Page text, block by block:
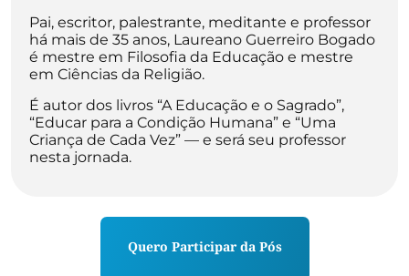
Pai, escritor, palestrante, meditante e professor
há mais de 35 anos, Laureano Guerreiro Bogado
é mestre em Filosofia da Educação e mestre
em Ciências da Religião.
É autor dos livros “A Educação e o Sagrado”,
“Educar para a Condição Humana” e “Uma
Criança de Cada Vez” — e será seu professor
nesta jornada.
Quero Participar da Pós